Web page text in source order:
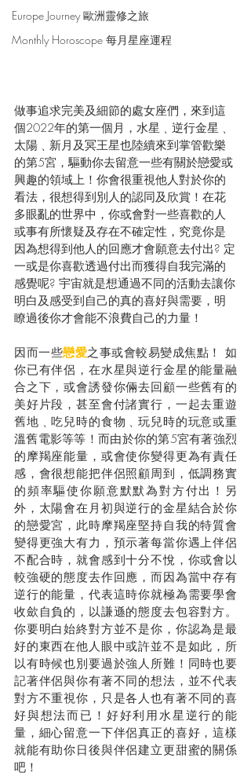
Europe Journey 歐洲靈修之旅
Monthly Horoscope 每月星座運程
做事追求完美及細節的處女座們，來到這
個2022年的第一個月，水星﹑逆行金星﹑
太陽﹑新月及冥王星也陸續來到掌管歡樂
的第5宮，驅動你去留意一些有關於戀愛或
興趣的領域上！你會很重視他人對於你的
看法，很想得到別人的認同及欣賞！在花
多眼亂的世界中，你或會對一些喜歡的人
或事有所懷疑及存在不確定性，究竟你是
因為想得到他人的回應才會願意去付出? 定
一或是你喜歡透過付出而獲得自我完滿的
感覺呢? 宇宙就是想通過不同的活動去讓你
明白及感受到自己的真的喜好與需要，明
瞭過後你才會能不浪費自己的力量！
因而一些戀愛之事或會較易變成焦點！ 如
你已有伴侶，在水星與逆行金星的能量融
合之下，或會誘發你倆去回顧一些舊有的
美好片段，甚至會付諸實行，一起去重遊
舊地﹑吃兒時的食物﹑玩兒時的玩意或重
溫舊電影等等！而由於你的第5宮有著強烈
的摩羯座能量，或會使你變得更為有責任
感，會很想能把伴侶照顧周到，低調務實
的頻率驅使你願意默默為對方付出！另
外，太陽會在月初與逆行的金星結合於你
的戀愛宮，此時摩羯座堅持自我的特質會
變得更強大有力，預示著每當你遇上伴侶
不配合時，就會感到十分不悅，你或會以
較強硬的態度去作回應，而因為當中存有
逆行的能量，代表這時你就極為需要學會
收歛自負的，以謙遜的態度去包容對方。
你要明白始終對方並不是你，你認為是最
好的東西在他人眼中或許並不是如此，所
以有時候也別要過於強人所難！同時也要
記著伴侶與你有著不同的想法，並不代表
對方不重視你，只是各人也有著不同的喜
好與想法而已！好好利用水星逆行的能
量，細心留意一下伴侶真正的喜好，這樣
就能有助你日後與伴侶建立更甜蜜的關係
吧！